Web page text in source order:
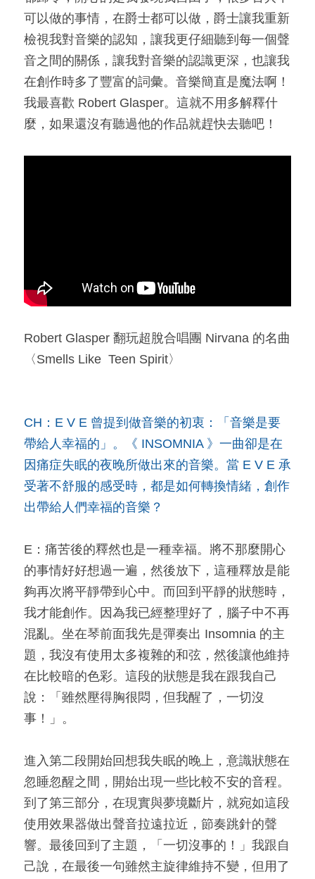
可以做的事情，在爵士都可以做，爵士讓我重新
檢視我對音樂的認知，讓我更仔細聽到每一個聲
音之間的關係，讓我對音樂的認識更深，也讓我
在創作時多了豐富的詞彙。音樂簡直是魔法啊！
我最喜歡 Robert Glasper。這就不用多解釋什
麼，如果還沒有聽過他的作品就趕快去聽吧！
Robert Glasper 翻玩超脫合唱團 Nirvana 的名曲
〈Smells Like  Teen Spirit〉
CH：E V E 曾提到做音樂的初衷：「音樂是要
帶給人幸福的」。《 INSOMNIA 》一曲卻是在
因痛症失眠的夜晚所做出來的音樂。當 E V E 承
受著不舒服的感受時，都是如何轉換情緒，創作
出帶給人們幸福的音樂？
E：痛苦後的釋然也是一種幸福。將不那麼開心
的事情好好想過一遍，然後放下，這種釋放是能
夠再次將平靜帶到心中。而回到平靜的狀態時，
我才能創作。因為我已經整理好了，腦子中不再
混亂。坐在琴前面我先是彈奏出 Insomnia 的主
題，我沒有使用太多複雜的和弦，然後讓他維持
在比較暗的色彩。這段的狀態是我在跟我自己
說：「雖然壓得胸很悶，但我醒了，一切沒
事！」。
進入第二段開始回想我失眠的晚上，意識狀態在
忽睡忽醒之間，開始出現一些比較不安的音程。
到了第三部分，在現實與夢境斷片，就宛如這段
使用效果器做出聲音拉遠拉近，節奏跳針的聲
響。最後回到了主題，「一切沒事的！」我跟自
己說，在最後一句雖然主旋律維持不變，但用了